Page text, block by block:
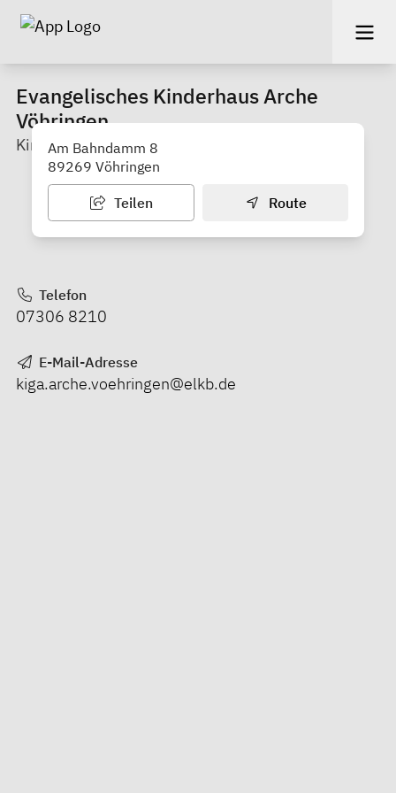
Evangelisches Kinderhaus Arche
Vöhringen
Kinderkrippe
Am Bahndamm 8
89269 Vöhringen
Teilen Route
Telefon
07306 8210
E-Mail-Adresse
kiga.arche.voehringen@elkb.de